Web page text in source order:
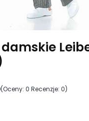
(Oceny: 0 Recenzje: 0)